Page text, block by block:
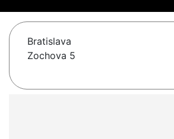
Bratislava
Zochova 5